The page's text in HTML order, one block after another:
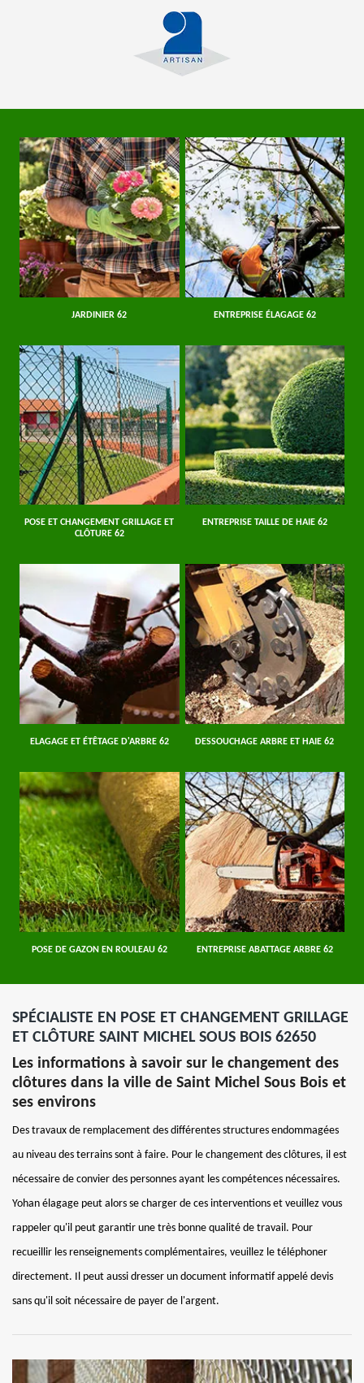
JARDINIER 62 ENTREPRISE ÉLAGAGE 62
POSE ET CHANGEMENT GRILLAGE ET
CLÔTURE 62
ENTREPRISE TAILLE DE HAIE 62
ELAGAGE ET ÉTÊTAGE D'ARBRE 62 DESSOUCHAGE ARBRE ET HAIE 62
POSE DE GAZON EN ROULEAU 62 ENTREPRISE ABATTAGE ARBRE 62
SPÉCIALISTE EN POSE ET CHANGEMENT GRILLAGE
ET CLÔTURE SAINT MICHEL SOUS BOIS 62650
Les informations à savoir sur le changement des
clôtures dans la ville de Saint Michel Sous Bois et
ses environs
Des travaux de remplacement des différentes structures endommagées
au niveau des terrains sont à faire. Pour le changement des clôtures, il est
nécessaire de convier des personnes ayant les compétences nécessaires.
Yohan élagage peut alors se charger de ces interventions et veuillez vous
rappeler qu'il peut garantir une très bonne qualité de travail. Pour
recueillir les renseignements complémentaires, veuillez le téléphoner
directement. Il peut aussi dresser un document informatif appelé devis
sans qu'il soit nécessaire de payer de l'argent.